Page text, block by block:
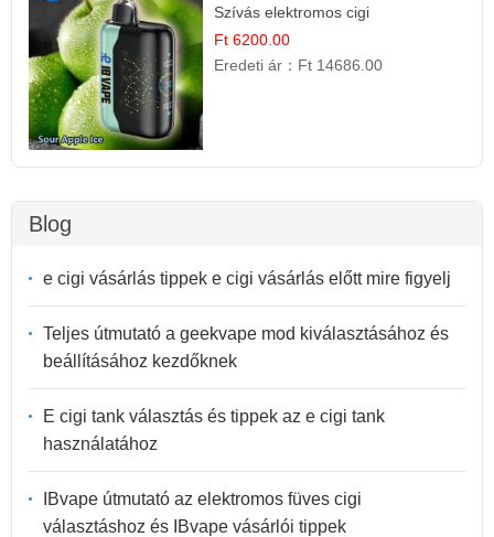
Szívás elektromos cigi
Ft 6200.00
Eredeti ár： Ft 14686.00
Blog
e cigi vásárlás tippek e cigi vásárlás előtt mire figyelj
Teljes útmutató a geekvape mod kiválasztásához és
beállításához kezdőknek
E cigi tank választás és tippek az e cigi tank
használatához
IBvape útmutató az elektromos füves cigi
választáshoz és IBvape vásárlói tippek